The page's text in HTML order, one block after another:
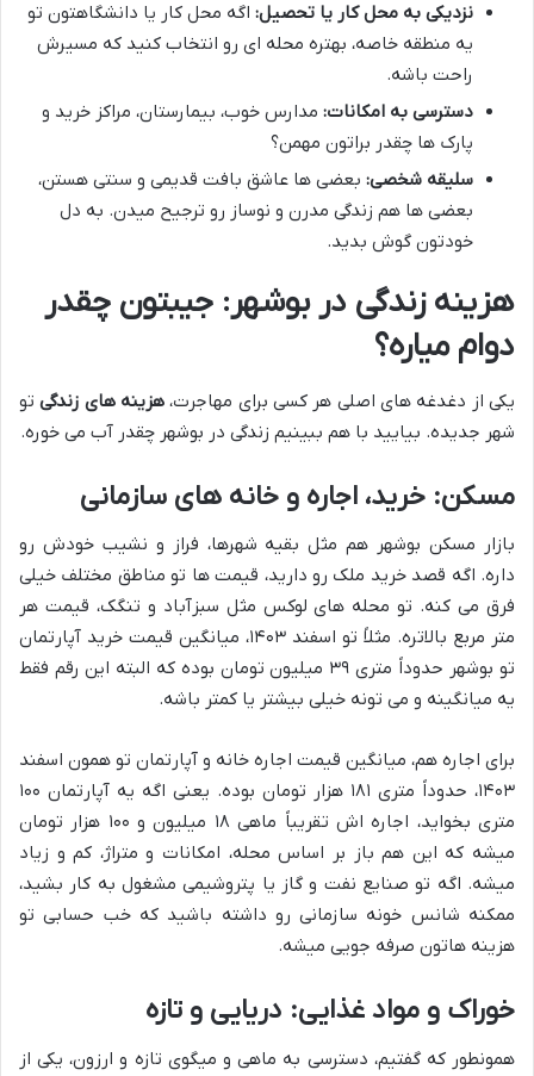
نزدیکی به محل کار یا تحصیل: اگه محل کار یا دانشگاهتون تو
یه منطقه خاصه، بهتره محله ای رو انتخاب کنید که مسیرش
راحت باشه.
دسترسی به امکانات: مدارس خوب، بیمارستان، مراکز خرید و
پارک ها چقدر براتون مهمن؟
سلیقه شخصی: بعضی ها عاشق بافت قدیمی و سنتی هستن،
بعضی ها هم زندگی مدرن و نوساز رو ترجیح میدن. به دل
خودتون گوش بدید.
هزینه زندگی در بوشهر: جیبتون چقدر
دوام میاره؟
یکی از دغدغه های اصلی هر کسی برای مهاجرت، هزینه های زندگیتو
شهر جدیده. بیایید با هم ببینیم زندگی در بوشهر چقدر آب می خوره.
مسکن: خرید، اجاره و خانه های سازمانی
بازار مسکن بوشهر هم مثل بقیه شهرها، فراز و نشیب خودش رو
داره. اگه قصد خرید ملک رو دارید، قیمت ها تو مناطق مختلف خیلی
فرق می کنه. تو محله های لوکس مثل سبزآباد و تنگک، قیمت هر
متر مربع بالاتره. مثلاً تو اسفند ۱۴۰۳، میانگین قیمت خرید آپارتمان
تو بوشهر حدوداً متری ۳۹ میلیون تومان بوده که البته این رقم فقط
یه میانگینه و می تونه خیلی بیشتر یا کمتر باشه.
برای اجاره هم، میانگین قیمت اجاره خانه و آپارتمان تو همون اسفند
۱۴۰۳، حدوداً متری ۱۸۱ هزار تومان بوده. یعنی اگه یه آپارتمان ۱۰۰
متری بخواید، اجاره اش تقریباً ماهی ۱۸ میلیون و ۱۰۰ هزار تومان
میشه که این هم باز بر اساس محله، امکانات و متراژ، کم و زیاد
میشه. اگه تو صنایع نفت و گاز یا پتروشیمی مشغول به کار بشید،
ممکنه شانس خونه سازمانی رو داشته باشید که خب حسابی تو
هزینه هاتون صرفه جویی میشه.
خوراک و مواد غذایی: دریایی و تازه
همونطور که گفتیم، دسترسی به ماهی و میگوی تازه و ارزون، یکی از